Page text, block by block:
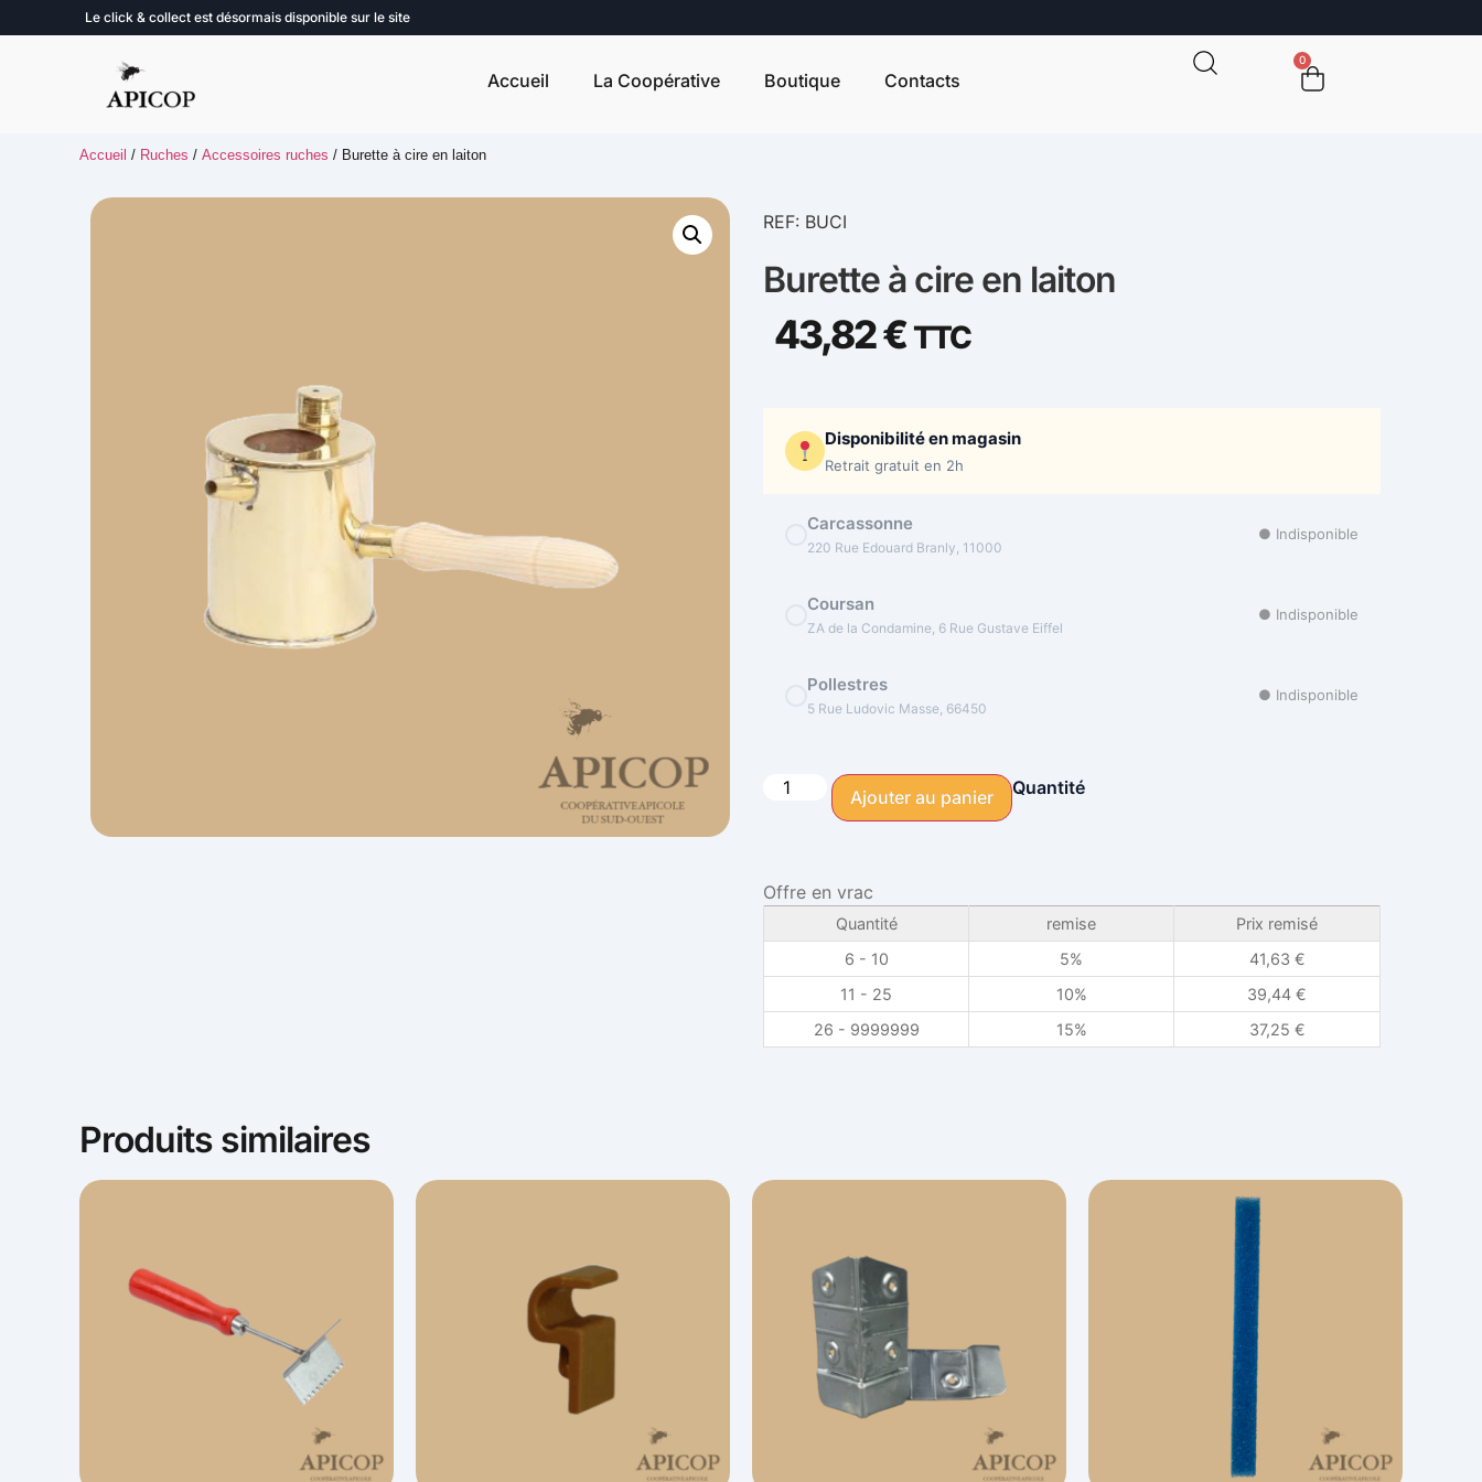
Le click & collect est désormais disponible sur le site
Accueil La Coopérative Boutique Contacts
0
Accueil / Ruches / Accessoires ruches / Burette à cire en laiton
REF: BUCI
Burette à cire en laiton
43,82€ TTC
Disponibilité en magasin
Retrait gratuit en 2h
Carcassonne
220 Rue Edouard Branly, 11000
● Indisponible
Coursan
ZA de la Condamine, 6 Rue Gustave Eiffel
● Indisponible
Pollestres
5 Rue Ludovic Masse, 66450
● Indisponible
Quantité
Ajouter au panier
Offre en vrac
Quantité remise
Prix remisé
6 - 10
5% 41,63 €
11 - 25
10% 39,44 €
26 - 9999999
15% 37,25 €
Produits similaires